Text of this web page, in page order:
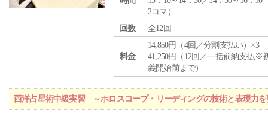
2コマ）
回数
全12回
料金
14,850円（4回／分割支払い）×3
41,250円（12回／一括前納支払※
義開始前まで）
西洋占星術中級実習 ～ホロスコープ・リーディングの技術と表現力